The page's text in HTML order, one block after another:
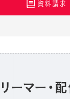
資料請求
ーマー・